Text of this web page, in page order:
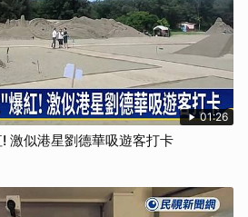
01:26
激似港星劉德華吸遊客打卡